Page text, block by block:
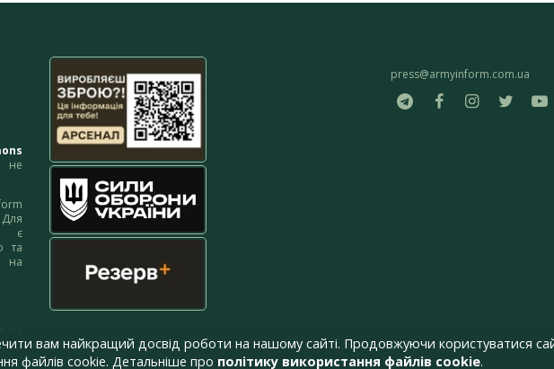
є
та
на
press@armyinform.com.ua
вам найкращий досвід роботи на нашому сайті. Продовжуючи користуватися
файлів cookie. Детальніше про політику використання файлів cookie.